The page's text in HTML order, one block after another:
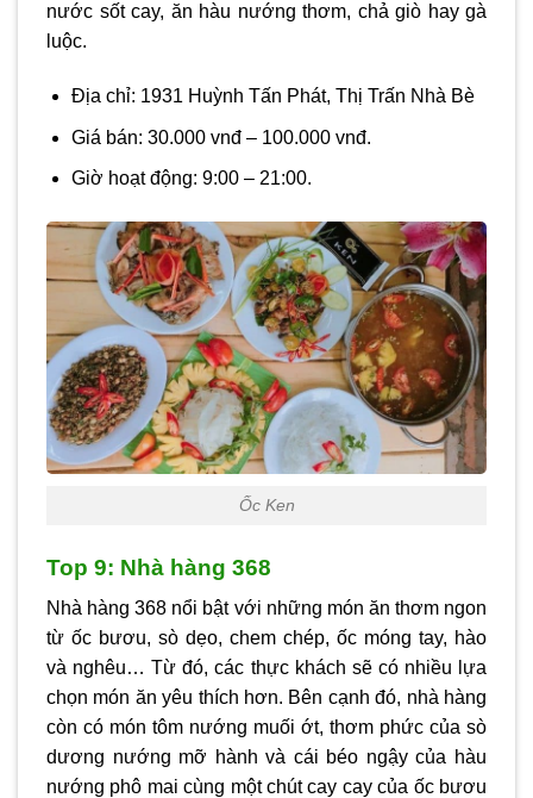
nước sốt cay, ăn hàu nướng thơm, chả giò hay gà
luộc.
Địa chỉ: 1931 Huỳnh Tấn Phát, Thị Trấn Nhà Bè
Giá bán: 30.000 vnđ – 100.000 vnđ.
Giờ hoạt động: 9:00 – 21:00.
Ốc Ken
Top 9: Nhà hàng 368
Nhà hàng 368 nổi bật với những món ăn thơm ngon
từ ốc bươu, sò dẹo, chem chép, ốc móng tay, hào
và nghêu… Từ đó, các thực khách sẽ có nhiều lựa
chọn món ăn yêu thích hơn. Bên cạnh đó, nhà hàng
còn có món tôm nướng muối ớt, thơm phức của sò
dương nướng mỡ hành và cái béo ngậy của hàu
nướng phô mai cùng một chút cay cay của ốc bươu